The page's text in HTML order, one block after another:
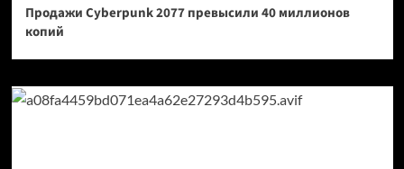
Продажи Cyberpunk 2077 превысили 40 миллионов
копий